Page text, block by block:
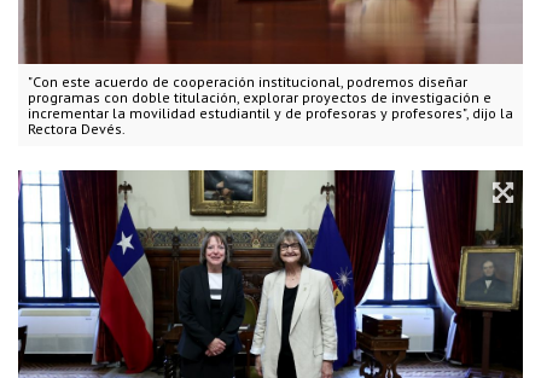
"Con este acuerdo de cooperación institucional, podremos diseñar
programas con doble titulación, explorar proyectos de investigación e
incrementar la movilidad estudiantil y de profesoras y profesores", dijo la
Rectora Devés.